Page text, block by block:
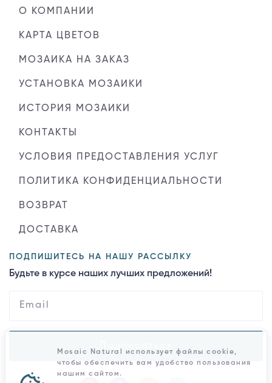
О КОМПАНИИ
КАРТА ЦВЕТОВ
МОЗАИКА НА ЗАКАЗ
УСТАНОВКА МОЗАИКИ
ИСТОРИЯ МОЗАИКИ
КОНТАКТЫ
УСЛОВИЯ ПРЕДОСТАВЛЕНИЯ УСЛУГ
ПОЛИТИКА КОНФИДЕНЦИАЛЬНОСТИ
ВОЗВРАТ
ДОСТАВКА
ПОДПИШИТЕСЬ НА НАШУ РАССЫЛКУ
Будьте в курсе наших лучших предложений!
Mosaic Natural использует файлы cookie,
чтобы обеспечить вам удобство пользования
нашим сайтом.